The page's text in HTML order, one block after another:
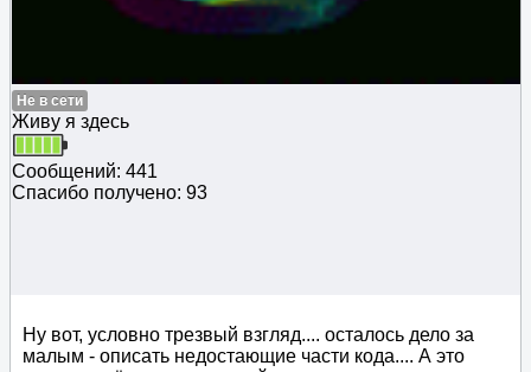
Не в сети
Живу я здесь
Сообщений: 441
Спасибо получено: 93
Ну вот, условно трезвый взгляд.... осталось дело за
малым - описать недостающие части кода.... А это